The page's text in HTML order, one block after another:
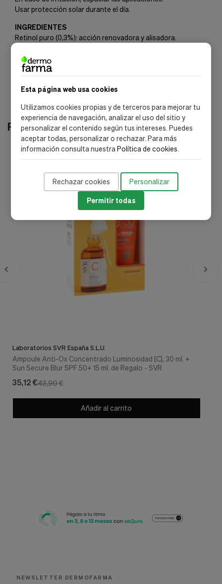
Esta página web usa cookies
Utilizamos cookies propias y de terceros para mejorar tu
experiencia de navegación, analizar el uso del sitio y
personalizar el contenido según tus intereses. Puedes
aceptar todas, personalizar o rechazar. Para más
información consulta nuestraPolítica de cookies.
Rechazar cookies Personalizar
Permitir todas
Usar protección solar durante el día.
INGREDIENTES
Retinol puro (0,3%): acción renovadora y alisadora.
Fórmula con 91% de ingredientes de origen natural.
Productos relacionados
Laboratorios SVR España S.L.U.
Ampoule Anti-Ox Concentrado Luminosidad [C], 30 ml. +
Sun Secure Blur SPF 50+ 15 ml. de Regalo - SVR
43,90 €
35,12 €
Añadir al carrito
NEWSLETTER DERMOFARMA